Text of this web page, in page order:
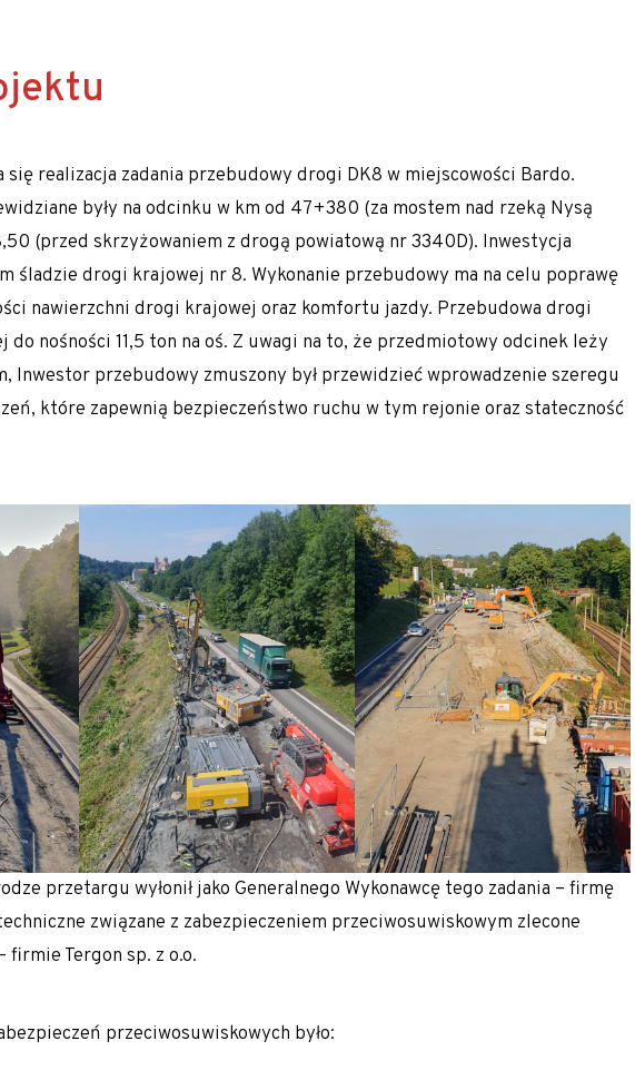
skarp i nasypów
w trudnych warunkach gruntowych
zboczy
i iniekcje gruntu
gruntu
się realizacja zadania przebudowy drogi DK8 w miejscowości Bardo.
były na odcinku w km od 47+380 (za mostem nad rzeką Nysą
(przed skrzyżowaniem z drogą powiatową nr 3340D). Inwestycja
śladzie drogi krajowej nr 8. Wykonanie przebudowy ma na celu poprawę
nawierzchni drogi krajowej oraz komfortu jazdy. Przebudowa drogi
do nośności 11,5 ton na oś. Z uwagi na to, że przedmiotowy odcinek leży
Inwestor przebudowy zmuszony był przewidzieć wprowadzenie szeregu
które zapewnią bezpieczeństwo ruchu w tym rejonie oraz stateczność
przetargu wyłonił jako Generalnego Wykonawcę tego zadania – firmę
związane z zabezpieczeniem przeciwosuwiskowym zlecone
firmie Tergon sp. z o.o.
przeciwosuwiskowych było: